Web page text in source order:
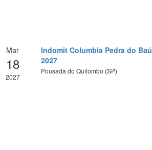
Mar
18
2027
Indomit Columbia Pedra do Baú
2027
Pousada do Quilombo (SP)